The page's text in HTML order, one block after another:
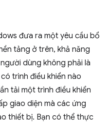
đưa ra một yêu cầu bổ
tảng ở trên, khả năng
dùng không phải là
trình điều khiển nào
tải một trình điều khiển
giao diện mà các ứng
thiết bị. Bạn có thể thực